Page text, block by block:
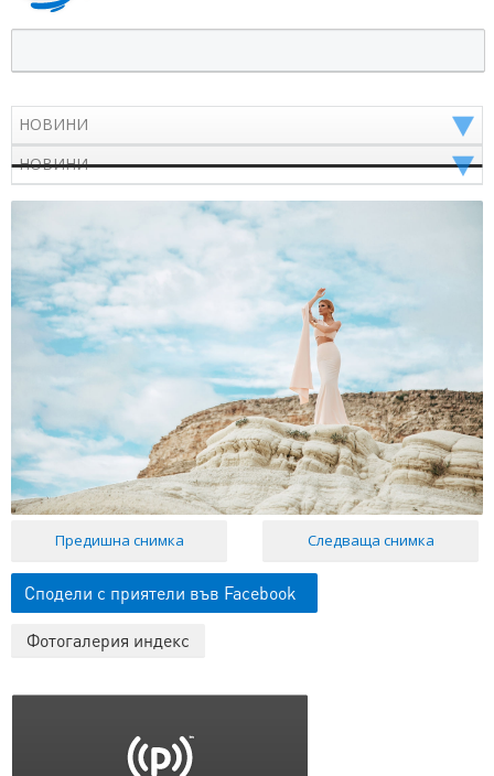
Предишна снимка Следваща снимка
Сподели с приятели във Facebook
Фотогалерия индекс